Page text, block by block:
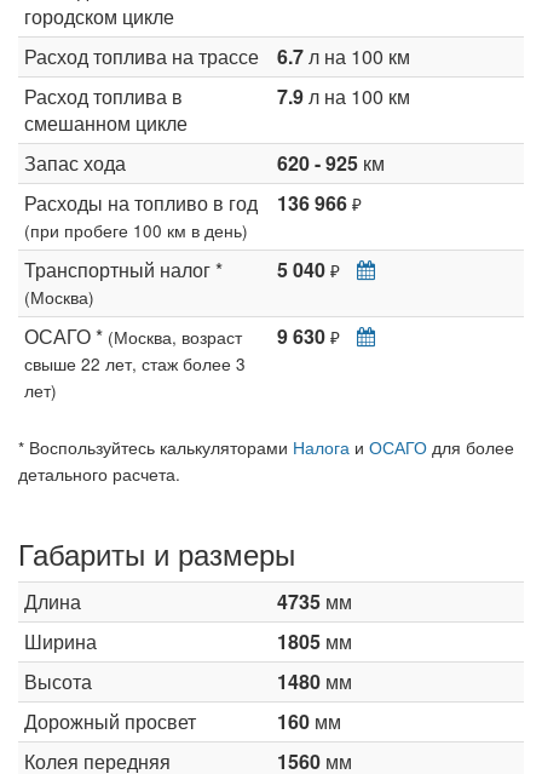
городском цикле
Расход топлива на трассе 6.7л на 100 км
Расход топлива в
смешанном цикле
7.9л на 100 км
Запас хода 620 - 925 км
Расходы на топливо в год
(при пробеге 100 км в день)
136 966 ₽
Транспортный налог *
(Москва)
5 040 ₽
ОСАГО * (Москва, возраст
свыше 22 лет, стаж более 3
лет)
9 630 ₽
* Воспользуйтесь калькуляторами Налога и ОСАГО для более
детального расчета.
Габариты и размеры
Длина 4735 мм
Ширина
1805 мм
Высота
1480 мм
Дорожный просвет
160 мм
Колея передняя
1560 мм